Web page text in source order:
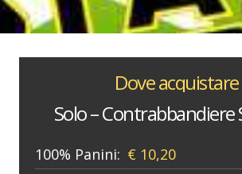
Dove acquistare
Solo – Contrabbandiere
100% Panini: € 10,20